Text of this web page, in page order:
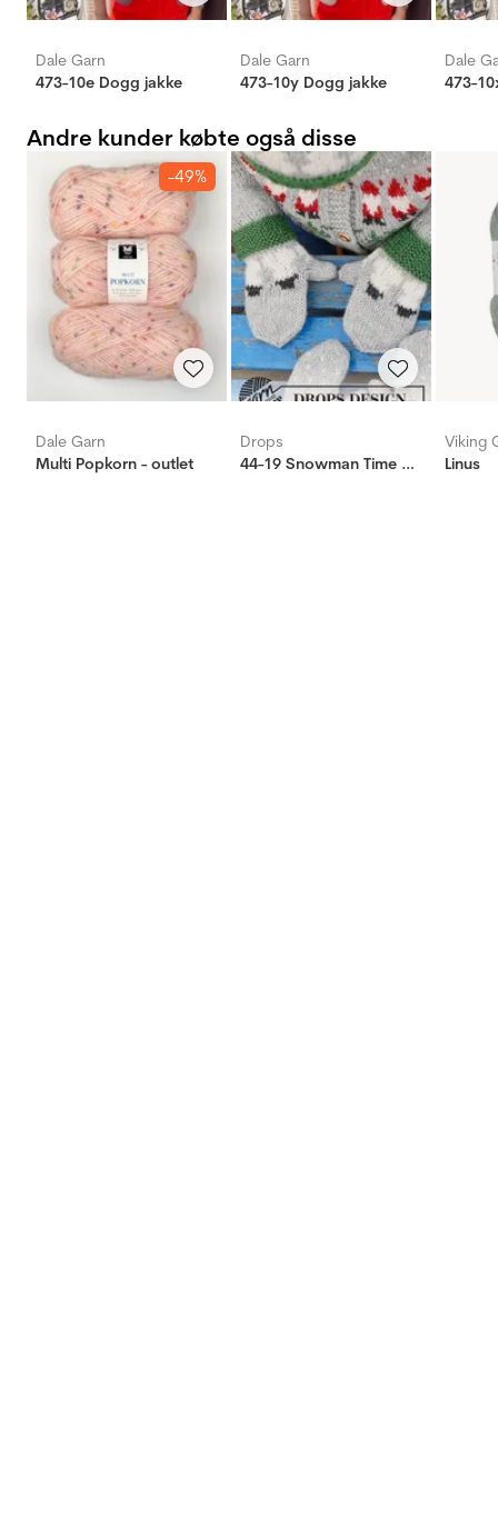
Dale Garn
473-10e Dogg jakke
Dale Garn
473-10y Dogg jakke
Dale
473-
Andre kunder købte også disse
-49%
Dale Garn
Multi Popkorn - outlet
Drops
44-19 Snowman Time Mittens
Viking
Linus